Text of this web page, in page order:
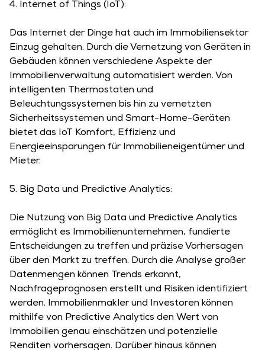
4. Internet of Things (IoT):
Das Internet der Dinge hat auch im Immobiliensektor
Einzug gehalten. Durch die Vernetzung von Geräten in
Gebäuden können verschiedene Aspekte der
Immobilienverwaltung automatisiert werden. Von
intelligenten Thermostaten und
Beleuchtungssystemen bis hin zu vernetzten
Sicherheitssystemen und Smart-Home-Geräten
bietet das IoT Komfort, Effizienz und
Energieeinsparungen für Immobilieneigentümer und
Mieter.
5. Big Data und Predictive Analytics:
Die Nutzung von Big Data und Predictive Analytics
ermöglicht es Immobilienunternehmen, fundierte
Entscheidungen zu treffen und präzise Vorhersagen
über den Markt zu treffen. Durch die Analyse großer
Datenmengen können Trends erkannt,
Nachfrageprognosen erstellt und Risiken identifiziert
werden. Immobilienmakler und Investoren können
mithilfe von Predictive Analytics den Wert von
Immobilien genau einschätzen und potenzielle
Renditen vorhersagen. Darüber hinaus können